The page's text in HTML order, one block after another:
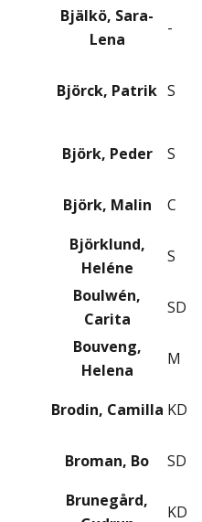
Bjälkö, Sara-
Lena
-
Björck, Patrik S
Björk, Peder S
Björk, Malin C
Björklund,
Heléne
S
Boulwén,
Carita
SD
Bouveng,
Helena
M
Brodin, Camilla KD
Broman, Bo SD
Brunegård,
KD